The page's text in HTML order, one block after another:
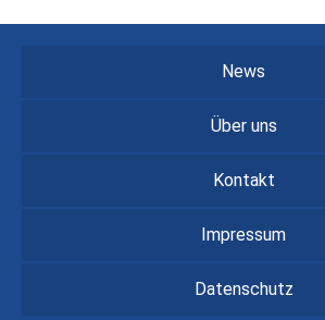
News
Über uns
Kontakt
Impressum
Datenschutz